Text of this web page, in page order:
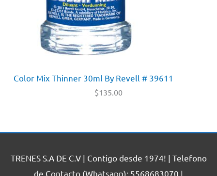
Color Mix Thinner 30ml By Revell # 39611
$135.00
TRENES S.A DE C.V | Contigo desde 1974! | Telefono
de Contacto (Whatsapp): 5568683070 |